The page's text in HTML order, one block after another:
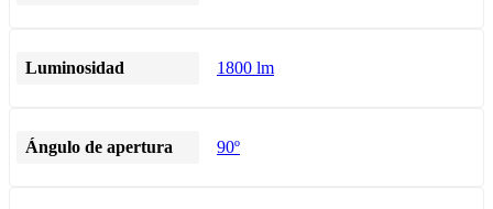
Luminosidad 1800 lm
Ángulo de apertura 90º